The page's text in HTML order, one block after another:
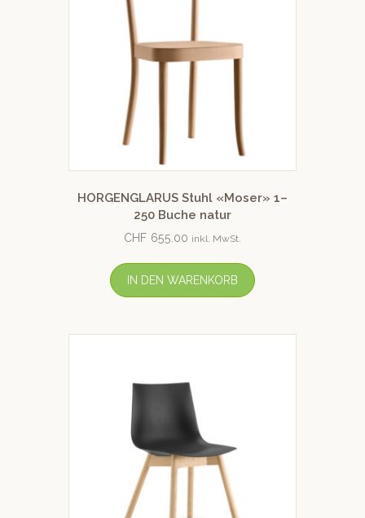
HORGENGLARUS Stuhl «Moser» 1–
250 Buche natur
CHF 655.00 inkl. MwSt.
IN DEN WARENKORB